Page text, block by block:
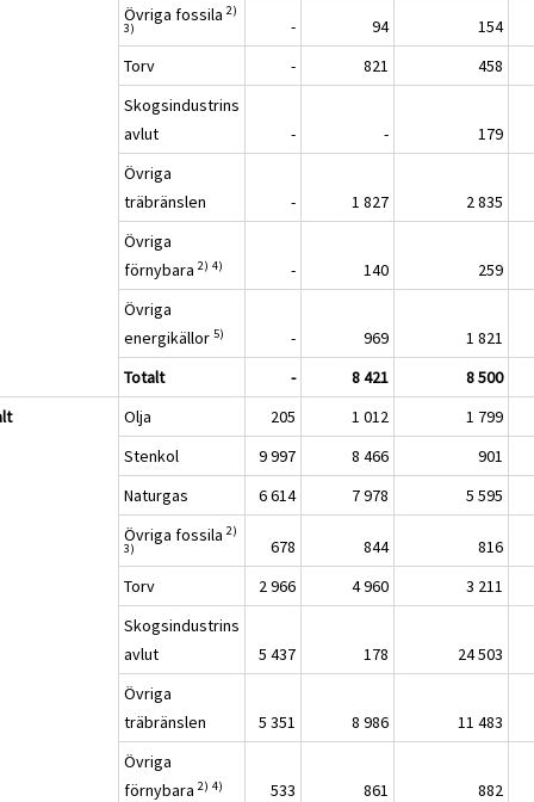
Övriga fossila2)
3)
- 94 154
Torv
- 821 458
Skogsindustrins
avlut
- - 179
Övriga
träbränslen
- 1 827 2 835
Övriga
förnybara2) 4) - 140 259
Övriga
energikällor5) - 969 1 821
Totalt
- 8 421 8 500
Olja 205 1 012 1 799
Stenkol
9 997 8 466 901
Naturgas
6 614 7 978 5 595
Övriga fossila2)
3)
678 844 816
Torv
2 966 4 960 3 211
Skogsindustrins
avlut
5 437 178 24 503
Övriga
träbränslen
5 351 8 986 11 483
Övriga
förnybara2) 4) 533 861 882